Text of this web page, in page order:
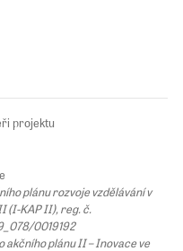
plánu rozvoje vzdělávání v
(I-KAP II), reg. č.
0019192
akčního plánu II – Inovace ve